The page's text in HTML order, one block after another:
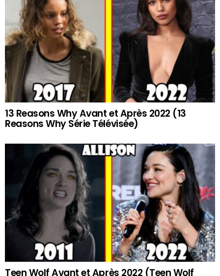
13 Reasons Why Avant et Après 2022 (13
Reasons Why Série Télévisée)
Teen Wolf Avant et Après 2022 (Teen Wolf